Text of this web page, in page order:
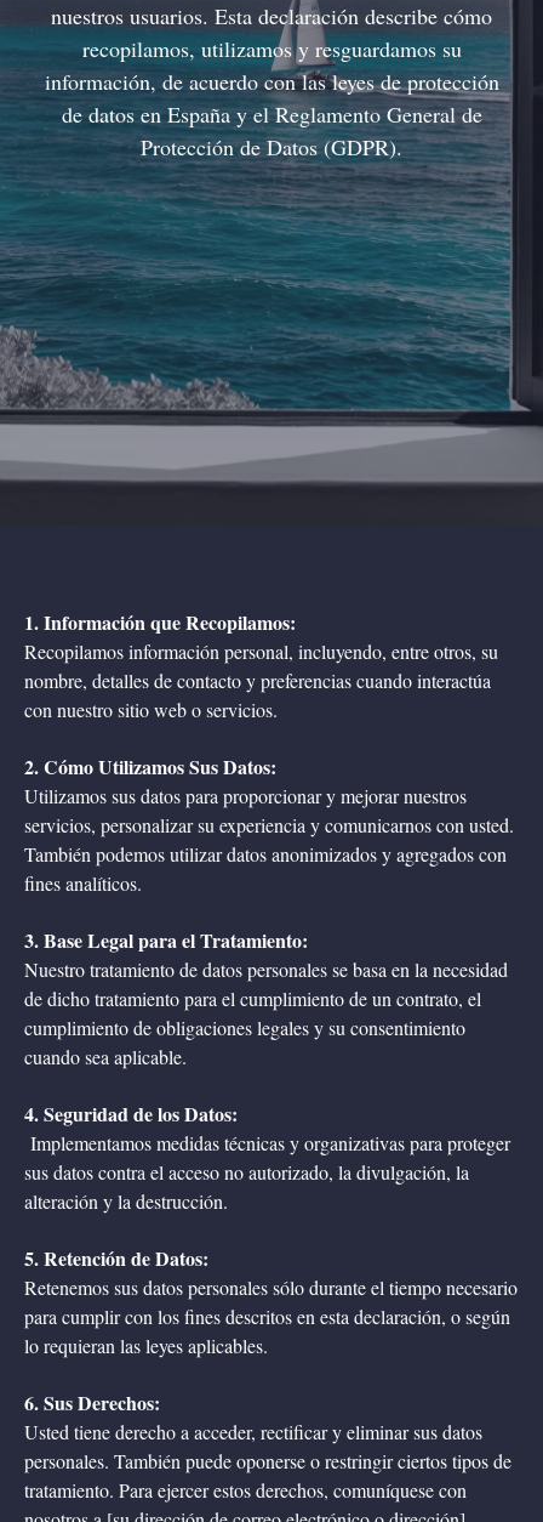
nuestros usuarios. Esta declaración describe cómo
recopilamos, utilizamos y resguardamos su
información, de acuerdo con las leyes de protección
de datos en España y el Reglamento General de
Protección de Datos (GDPR).
1. Información que Recopilamos:
Recopilamos información personal, incluyendo, entre otros, su
nombre, detalles de contacto y preferencias cuando interactúa
con nuestro sitio web o servicios.
2. Cómo Utilizamos Sus Datos:
Utilizamos sus datos para proporcionar y mejorar nuestros
servicios, personalizar su experiencia y comunicarnos con usted.
También podemos utilizar datos anonimizados y agregados con
fines analíticos.
3. Base Legal para el Tratamiento:
Nuestro tratamiento de datos personales se basa en la necesidad
de dicho tratamiento para el cumplimiento de un contrato, el
cumplimiento de obligaciones legales y su consentimiento
cuando sea aplicable.
4. Seguridad de los Datos:
Implementamos medidas técnicas y organizativas para proteger
sus datos contra el acceso no autorizado, la divulgación, la
alteración y la destrucción.
5. Retención de Datos:
Retenemos sus datos personales sólo durante el tiempo necesario
para cumplir con los fines descritos en esta declaración, o según
lo requieran las leyes aplicables.
6. Sus Derechos:
Usted tiene derecho a acceder, rectificar y eliminar sus datos
personales. También puede oponerse o restringir ciertos tipos de
tratamiento. Para ejercer estos derechos, comuníquese con